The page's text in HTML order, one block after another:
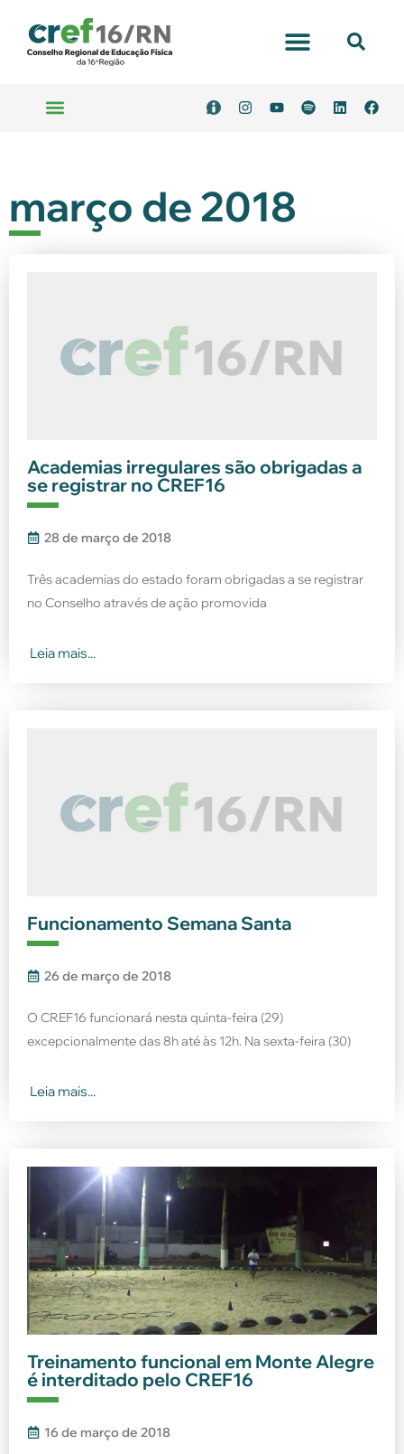
março de 2018
Academias irregulares são obrigadas a
se registrar no CREF16
28 de março de 2018
Três academias do estado foram obrigadas a se registrar
no Conselho através de ação promovida
Leia mais...
Funcionamento Semana Santa
26 de março de 2018
O CREF16 funcionará nesta quinta-feira (29)
excepcionalmente das 8h até às 12h. Na sexta-feira (30)
Leia mais...
Treinamento funcional em Monte Alegre
é interditado pelo CREF16
16 de março de 2018